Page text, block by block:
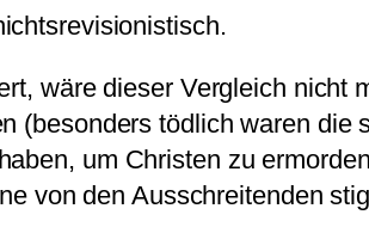
wäre dieser Vergleich nicht
(besonders tödlich waren die
um Christen zu
von den Ausschreitenden